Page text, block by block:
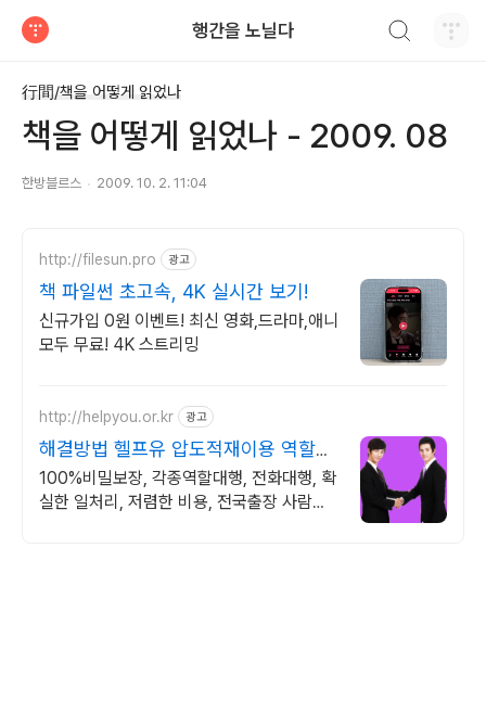
행간을 노닐다
行間/책을 어떻게 읽었나
책을 어떻게 읽었나 - 2009. 08
한방블르스 2009. 10. 2. 11:04
http://filesun.pro 광고
책 파일썬 초고속, 4K 실시간 보기!
신규가입 0원 이벤트! 최신 영화,드라마,애니
모두 무료! 4K 스트리밍
http://helpyou.or.kr 광고
해결방법 헬프유 압도적재이용 역할대
행, 상황연출 전문업체
100%비밀보장, 각종역할대행, 전화대행, 확
실한 일처리, 저렴한 비용, 전국출장 사람의